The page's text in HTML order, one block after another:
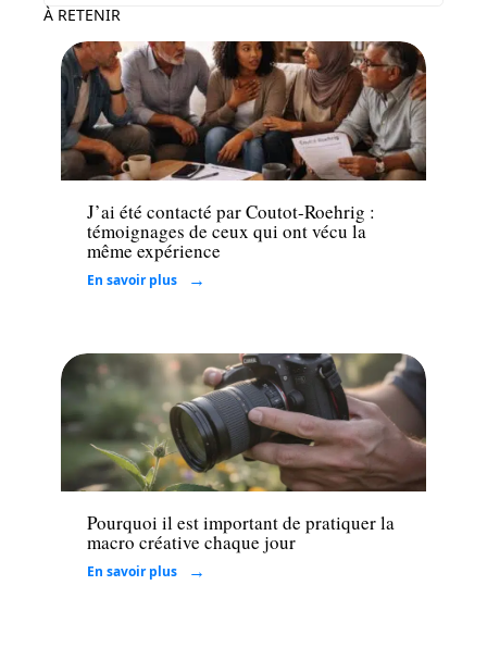
À RETENIR
Entreprise
J’ai été contacté par Coutot-Roehrig :
témoignages de ceux qui ont vécu la
même expérience
En savoir plus
Santé
Pourquoi il est important de pratiquer la
macro créative chaque jour
En savoir plus